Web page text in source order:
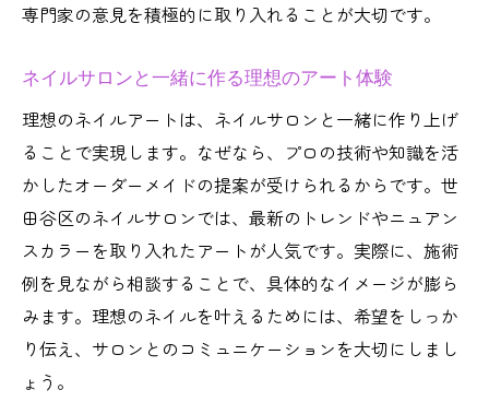
専門家の意見を積極的に取り入れることが大切です。
ネイルサロンと一緒に作る理想のアート体験
理想のネイルアートは、ネイルサロンと一緒に作り上げ
ることで実現します。なぜなら、プロの技術や知識を活
かしたオーダーメイドの提案が受けられるからです。世
田谷区のネイルサロンでは、最新のトレンドやニュアン
スカラーを取り入れたアートが人気です。実際に、施術
例を見ながら相談することで、具体的なイメージが膨ら
みます。理想のネイルを叶えるためには、希望をしっか
り伝え、サロンとのコミュニケーションを大切にしまし
ょう。